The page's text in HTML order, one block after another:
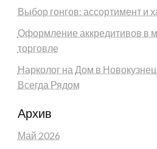
Выбор гонгов: ассортимент и
Оформление аккредитивов в
торговле
Нарколог на Дом в
Всегда Рядом
Архив
Май 2026